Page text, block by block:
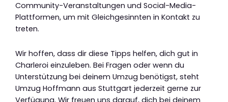
Community-Veranstaltungen und Social-Media-
Plattformen, um mit Gleichgesinnten in Kontakt zu
treten.
Wir hoffen, dass dir diese Tipps helfen, dich gut in
Charleroi einzuleben. Bei Fragen oder wenn du
Unterstützung bei deinem Umzug benötigst, steht
Umzug Hoffmann aus Stuttgart jederzeit gerne zur
Verfügung. Wir freuen uns darauf, dich bei deinem